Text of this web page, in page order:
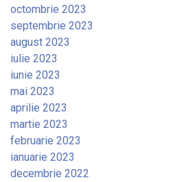
octombrie 2023
septembrie 2023
august 2023
iulie 2023
iunie 2023
mai 2023
aprilie 2023
martie 2023
februarie 2023
ianuarie 2023
decembrie 2022